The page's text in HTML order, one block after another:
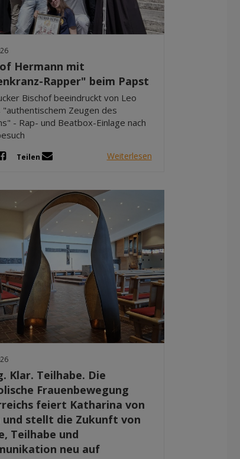
Dez 2025
Nov 2025
Hermann mit
Rapper" beim Papst
Bischof beeindruckt von Leo
"authentischem Zeugen des
- Rap- und Beatbox-Einlage nach
Teilen Weiterlesen
Klar. Teilhabe. Die
Frauenbewegung
feiert Katharina von
und stellt die Zukunft von
Teilhabe und
neu auf